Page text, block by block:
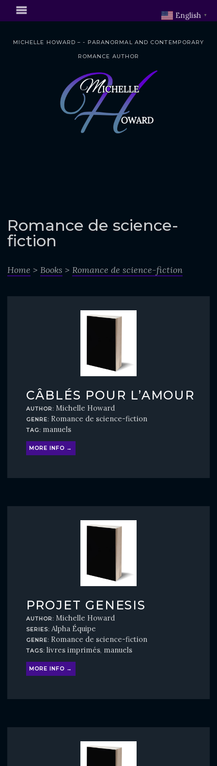
MICHELLE HOWARD – - PARANORMAL AND CONTEMPORARY
ROMANCE AUTHOR
o
c
o
t
Romance de science-
fiction
Home > Books > Romance de science-fiction
CÂBLÉS POUR L’AMOUR
AUTHOR: Michelle Howard
GENRE: Romance de science-fiction
TAG: manuels
MORE INFO →
PROJET GENESIS
AUTHOR: Michelle Howard
SERIES: Alpha Équipe
GENRE: Romance de science-fiction
TAGS: livres imprimés, manuels
MORE INFO →
English ▼